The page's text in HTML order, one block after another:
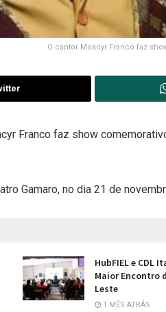
O cantor Moacyr Franco faz
Franco faz show
Gamaro, no dia 21 de
HubFIEL e CDL
Maior Encontro
Leste
1 MÊS ATRÁS